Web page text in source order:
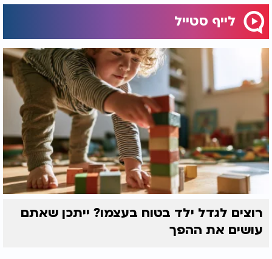
לייף סטייל
רוצים לגדל ילד בטוח בעצמו? ייתכן שאתם
עושים את ההפך